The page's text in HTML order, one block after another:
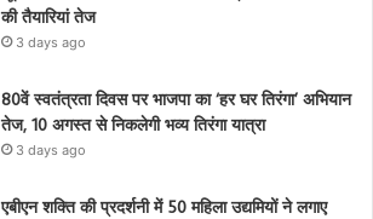
की तैयारियां तेज
3 days ago
80वें स्वतंत्रता दिवस पर भाजपा का ‘हर घर तिरंगा’ अभियान
तेज, 10 अगस्त से निकलेगी भव्य तिरंगा यात्रा
3 days ago
एबीएन शक्ति की प्रदर्शनी में 50 महिला उद्यमियों ने लगाए